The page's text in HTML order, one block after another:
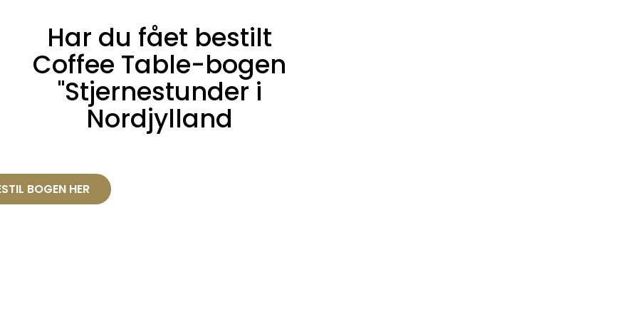
Har du fået bestilt
Coffee Table-bogen
"Stjernestunder i
Nordjylland
BOGEN HER